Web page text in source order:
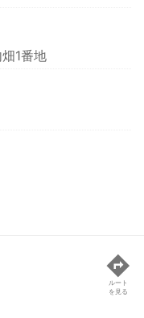
1番地
ルート
を見る